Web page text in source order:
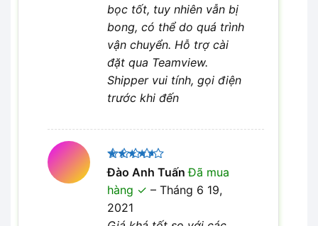
bọc tốt, tuy nhiên vẫn bị
bong, có thể do quá trình
vận chuyển. Hỗ trợ cài
đặt qua Teamview.
Shipper vui tính, gọi điện
trước khi đến
Được
xếp hạng
45 sao
Đào Anh TuấnĐã mua
hàng
– Tháng 6 19,
2021